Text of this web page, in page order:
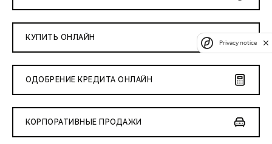
КУПИТЬ ОНЛАЙН
ОДОБРЕНИЕ КРЕДИТА ОНЛАЙН
КОРПОРАТИВНЫЕ ПРОДАЖИ
Privacy notice